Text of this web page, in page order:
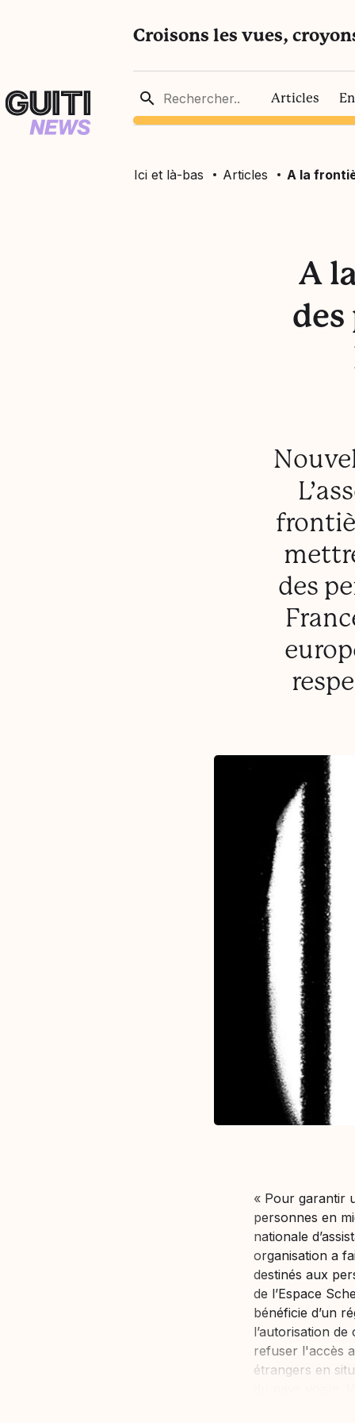
Croisons les vues,
Articles
Ici et là-bas Articles A la
A
des
des
« Pour garantir
personnes en
nationale
organisation a
destinés aux
de l’Espace
bénéficie d’un
l’autorisation
refuser l'accès
étrangers en